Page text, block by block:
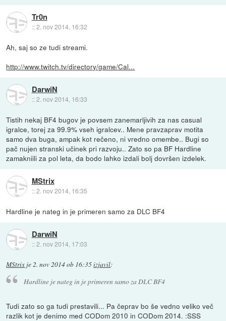
Tr0n
::2. nov 2014, 16:32
Ah, saj so ze tudi streami.
http://www.twitch.tv/directory/game/Cal...
DarwiN
::2. nov 2014, 16:33
Tistih nekaj BF4 bugov je povsem zanemarljivih za nas casual
igralce, torej za 99.9% vseh igralcev.. Mene pravzaprav motita
samo dva buga, ampak kot rečeno, ni vredno omembe.. Bugi so
pač nujen stranski učinek pri razvoju.. Zato so pa BF Hardline
zamakniili za pol leta, da bodo lahko izdali bolj dovršen izdelek.
MStrix
::2. nov 2014, 16:35
Hardline je nateg in je primeren samo za DLC BF4
DarwiN
::2. nov 2014, 17:03
MStrix je2. nov 2014 ob 16:35izjavil:
Hardline je nateg in je primeren samo za DLC BF4
Tudi zato so ga tudi prestavili... Pa čeprav bo še vedno veliko več
razlik kot je denimo med CODom 2010 in CODom 2014. :SSS